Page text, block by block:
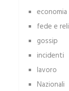
economia
fede e
gossip
incidenti
lavoro
Nazionali